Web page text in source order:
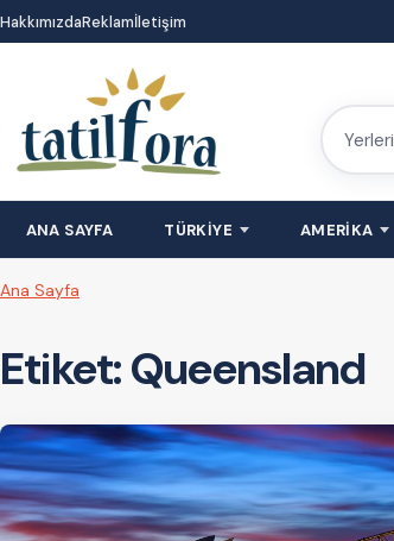
İçeriğe
atla
HakkımızdaReklamİletişim
Yerleri
ANA SAYFA TÜRKİYE AMERİKA
Ana Sayfa
Etiket:Queensland